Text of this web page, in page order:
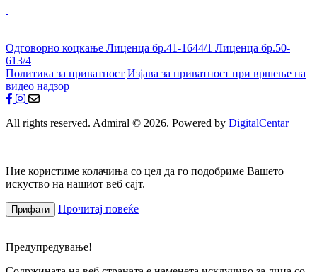
Одговорно коцкање Лиценца бр.41-1644/1 Лиценца бр.50-
613/4
Политика за приватност Изјава за приватност при вршење на
видео надзор
All rights reserved. Admiral © 2026. Powered by DigitalCentar
Ние користиме колачиња со цел да го подобриме Вашето
искуство на нашиот веб сајт.
Прифати Прочитај повеќе
Предупредување!